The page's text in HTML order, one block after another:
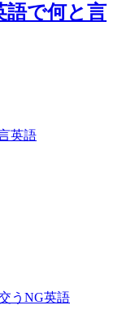
語で何と言
英語
うNG英語